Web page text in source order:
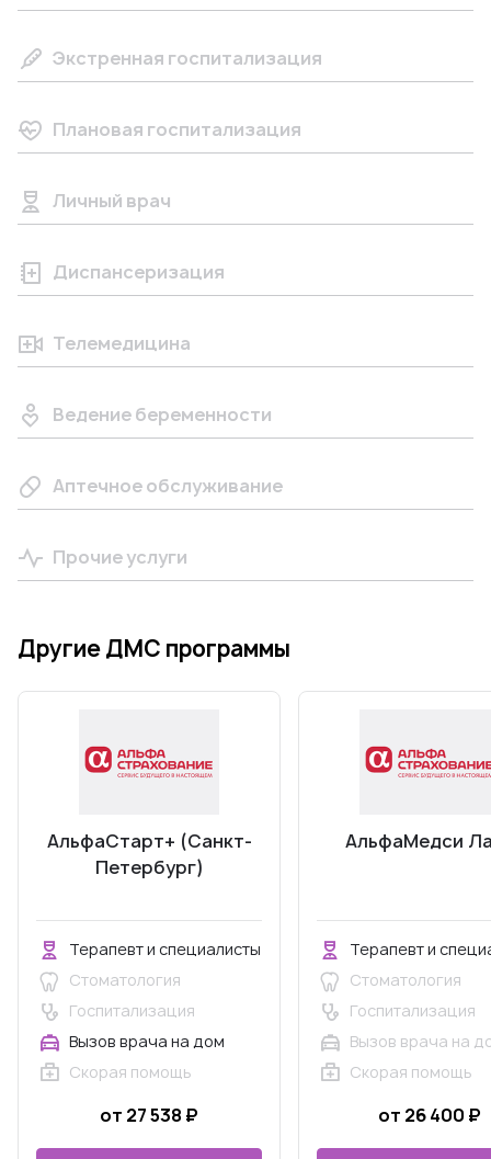
Экстренная госпитализация
Плановая госпитализация
Личный врач
Диспансеризация
Телемедицина
Ведение беременности
Аптечное обслуживание
Прочие услуги
Другие ДМС программы
АльфаСтарт+ (Санкт-
Петербург)
Терапевт и специалисты
Стоматология
Госпитализация
Вызов врача на дом
Скорая помощь
от 27 538 ₽
АльфаМедси
Терапевт и
Стоматология
Госпитализация
Вызов врача на
Скорая помощь
от 26 400 ₽